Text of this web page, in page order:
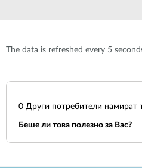
The data is refreshed every 5
0 Други потребители намират
Беше ли това полезно за Вас?